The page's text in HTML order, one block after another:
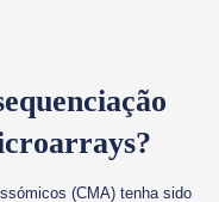
(CMA) tenha sido